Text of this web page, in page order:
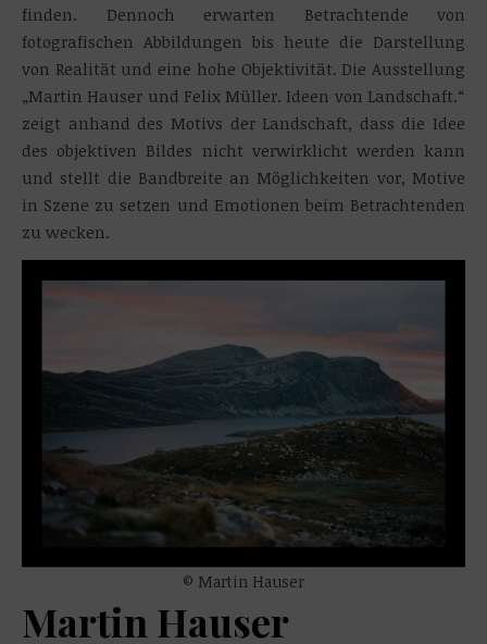
finden. Dennoch erwarten Betrachtende von
fotografischen Abbildungen bis heute die Darstellung
von Realität und eine hohe Objektivität. Die Ausstellung
„Martin Hauser und Felix Müller. Ideen von Landschaft.“
zeigt anhand des Motivs der Landschaft, dass die Idee
des objektiven Bildes nicht verwirklicht werden kann
und stellt die Bandbreite an Möglichkeiten vor, Motive
in Szene zu setzen und Emotionen beim Betrachtenden
zu wecken.
© Martin Hauser
Martin Hauser